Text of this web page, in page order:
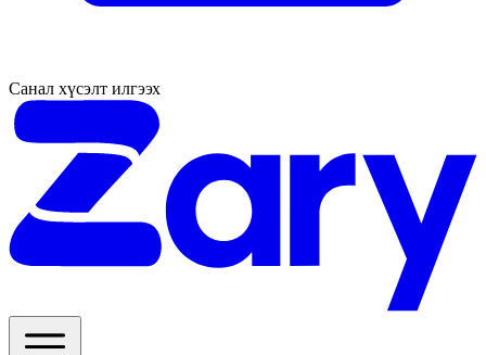
Санал хүсэлт илгээх